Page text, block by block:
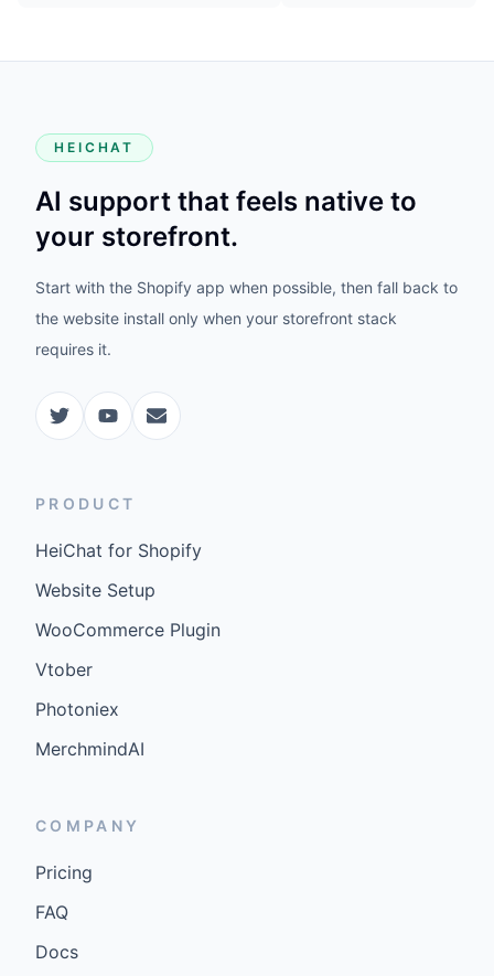
HEICHAT
AI support that feels native to
your storefront.
Start with the Shopify app when possible, then fall back to
the website install only when your storefront stack
requires it.
PRODUCT
HeiChat for Shopify
Website Setup
WooCommerce Plugin
Vtober
Photoniex
MerchmindAI
COMPANY
Pricing
FAQ
Docs